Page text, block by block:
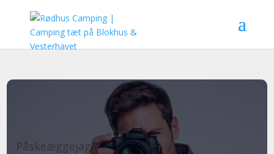
Påskeæggejagt